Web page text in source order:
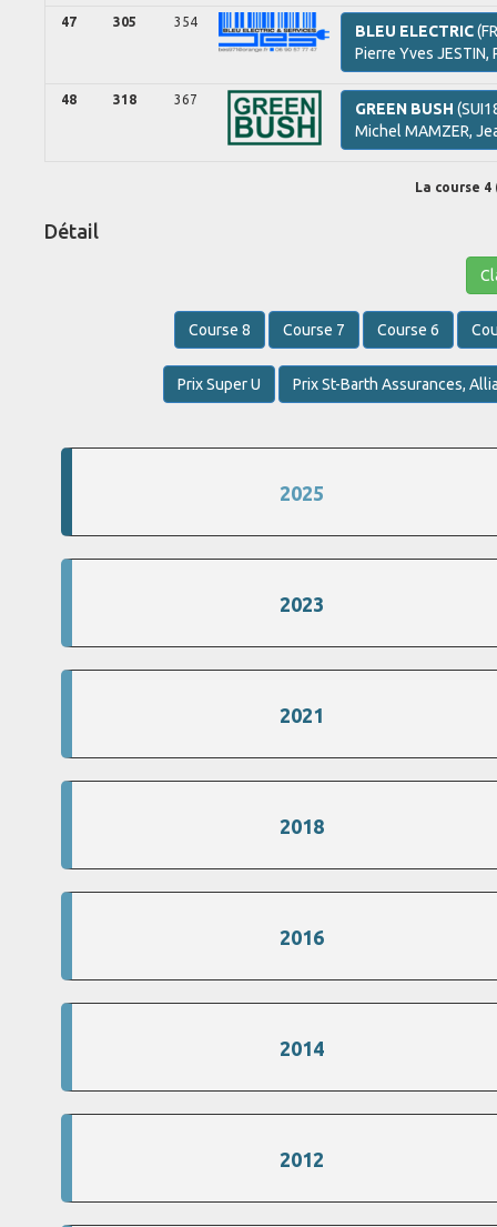
47 305 354
BLEU ELECTRIC
Pierre Yves JESTIN,
48 318 367
GREEN BUSH
Michel MAMZER,
La course
Détail
Course 8 Course 7 Course 6
Prix Super U Prix St-Barth Assurances,
2025
2023
2021
2018
2016
2014
2012